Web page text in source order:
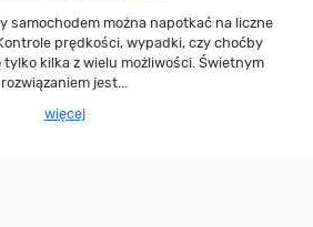
samochodem można napotkać na liczne
prędkości, wypadki, czy choćby
kilka z wielu możliwości. Świetnym
rozwiązaniem jest...
więcej